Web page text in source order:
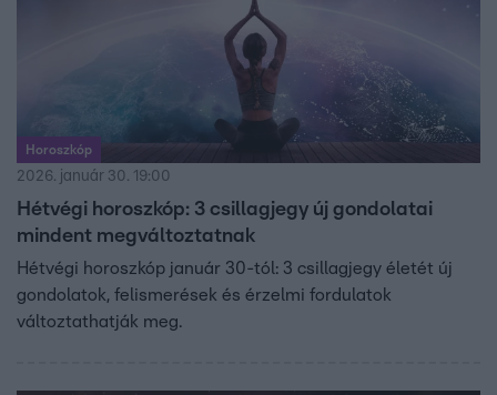
Horoszkóp
2026. január 30. 19:00
Hétvégi horoszkóp: 3 csillagjegy új gondolatai
mindent megváltoztatnak
Hétvégi horoszkóp január 30-tól: 3 csillagjegy életét új
gondolatok, felismerések és érzelmi fordulatok
változtathatják meg.